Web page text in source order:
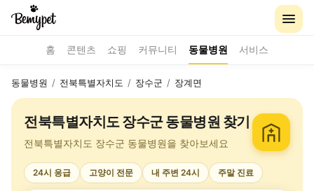
홈 콘텐츠 쇼핑 커뮤니티 동물병원 서비스
동물병원 / 전북특별자치도 / 장수군 / 장계면
전북특별자치도 장수군 동물병원 찾기
전북특별자치도 장수군 동물병원을 찾아보세요
24시 응급 고양이 전문 내 주변 24시 주말 진료